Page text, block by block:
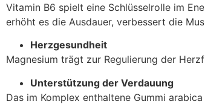
Vitamin B6 spielt eine Schlüsselrolle im
erhöht es die Ausdauer, verbessert die
Herzgesundheit
Magnesium trägt zur Regulierung der
Unterstützung der Verdauung
Das im Komplex enthaltene Gummi